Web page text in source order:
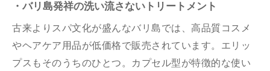
・バリ島発祥の洗い流さないトリートメント
古来よりスパ文化が盛んなバリ島では、高品質コスメ
やヘアケア用品が低価格で販売されています。エリッ
プスもそのうちのひとつ。カプセル型が特徴的な使い